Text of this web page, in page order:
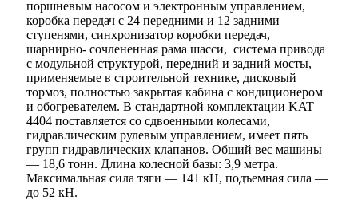
поршневым насосом и электронным управлением,
коробка передач с 24 передними и 12 задними
ступенями, синхронизатор коробки передач,
шарнирно- сочлененная рама шасси, система привода
с модульной структурой, передний и задний мосты,
применяемые в строительной технике, дисковый
тормоз, полностью закрытая кабина с кондиционером
и обогревателем. В стандартной комплектации KAT
4404 поставляется со сдвоенными колесами,
гидравлическим рулевым управлением, имеет пять
групп гидравлических клапанов. Общий вес машины
— 18,6 тонн. Длина колесной базы: 3,9 метра.
Максимальная сила тяги — 141 кН, подъемная сила —
до 52 кН.